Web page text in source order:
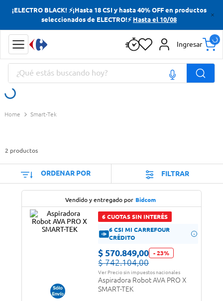
¡ELECTRO BLACK! ⚡¡Hasta 18 CSI y hasta 40% OFF en productos
seleccionados de ELECTRO!⚡ Hasta el 10/08
Ingresar
¿Qué estás buscando hoy?
Smart-Tek
2 productos
ORDENAR POR FILTRAR
Vendido y entregado por Bidcom
6 CUOTAS SIN INTERÉS
6 CSI MI CARREFOUR
CRÉDITO
$ 570.849,00 -23%
$ 742.104,00
Ver Precio sin impuestos nacionales
Aspiradora Robot AVA PRO X
SMART-TEK
Términos más buscados
Yerba
Doves
Términos más buscados
Yerba
Cerveza
Doves